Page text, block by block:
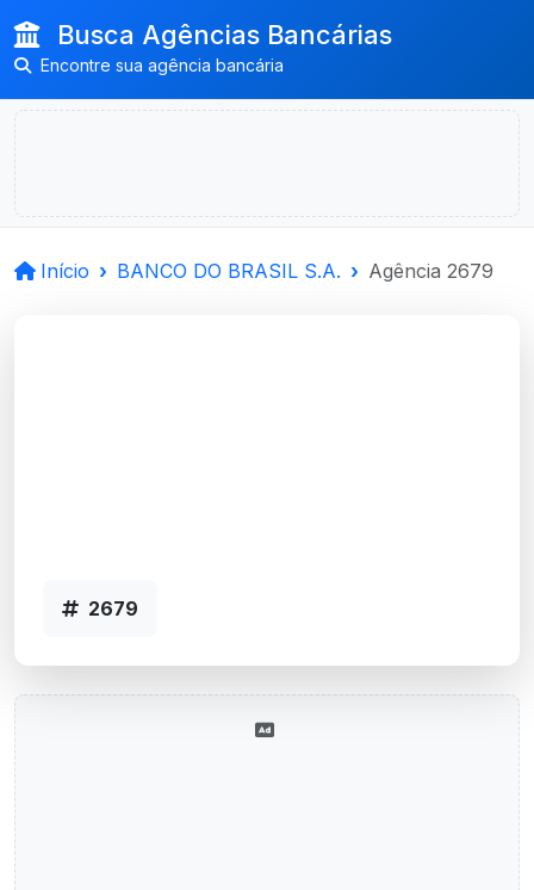
Busca Agências Bancárias
Encontre sua agência bancária
Início BANCO DO BRASIL S.A. Agência 2679
2679